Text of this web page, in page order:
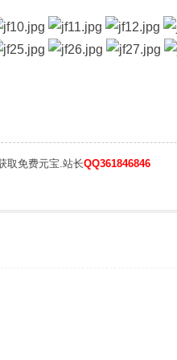
取免费元宝.站长QQ361846846